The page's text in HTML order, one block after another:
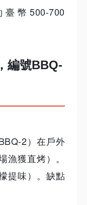
幣500-700
編號BBQ-
2）在戶外
漁獲直烤）。
提味）。缺點